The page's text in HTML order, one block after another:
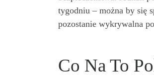
tygodniu – można by się
pozostanie wykrywalna
Co Na To